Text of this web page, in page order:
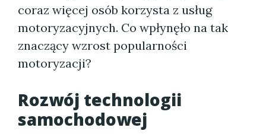
coraz więcej osób korzysta z usług
motoryzacyjnych. Co wpłynęło na tak
znaczący wzrost popularności
motoryzacji?
Rozwój technologii
samochodowej